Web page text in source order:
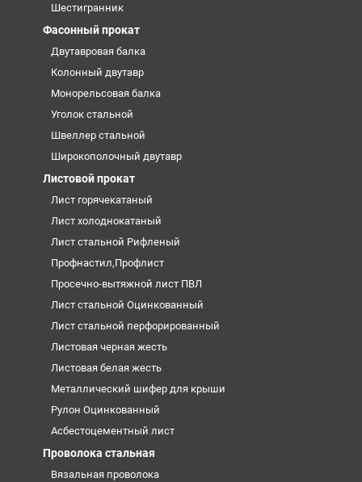
Шестигранник
Фасонный прокат
Двутавровая балка
Колонный двутавр
Монорельсовая балка
Уголок стальной
Швеллер стальной
Широкополочный двутавр
Листовой прокат
Лист горячекатаный
Лист холоднокатаный
Лист стальной Рифленый
Профнастил,Профлист
Просечно-вытяжной лист ПВЛ
Лист стальной Оцинкованный
Лист стальной перфорированный
Листовая черная жесть
Листовая белая жесть
Металлический шифер для крыши
Рулон Оцинкованный
Асбестоцементный лист
Проволока стальная
Вязальная проволока